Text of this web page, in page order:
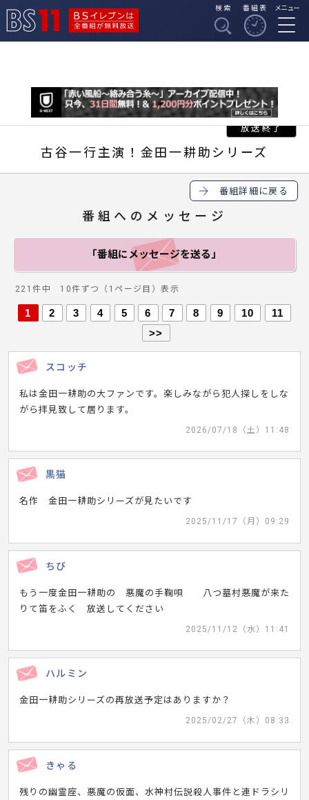
BSイレブンは全番組
検索 番組表 メニュー
古谷一行主演！金田一耕助シリーズ
番組詳細に戻る
番組へのメッセージ
「番組にメッセージを送る」
221件中 10件ずつ（1ページ目）表示
1 2 3 4 5 6 7 8 9 10
11
>>
スコッチ
私は金田一耕助の大ファンです。楽しみながら犯人探しをしな
がら拝見致して居ります。
2026/07/18（土）11:48
黒猫
名作 金田一耕助シリーズが見たいです
2025/11/17（月）09:29
ちび
もう一度金田一耕助の 悪魔の手鞠唄 八つ墓村悪魔が来た
りて笛をふく 放送してください
2025/11/12（水）11:41
ハルミン
金田一耕助シリーズの再放送予定はありますか？
2025/02/27（木）08:33
きゃる
残りの幽霊座、悪魔の仮面、水神村伝説殺人事件と連ドラシリ